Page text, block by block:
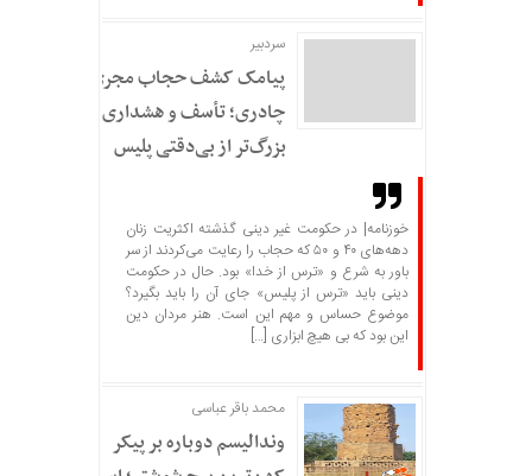
سردبير
پیامک کشف حجاب مجری
چادری؛ تأسف و هشداری
بزرگ‌تر از بی‌دقتی پلیس
خوزنامه| در حکومت غیر دینی گذشته اکثریت زنان
دهه‌های ۴۰ و ۵۰ که حجاب را رعایت می‌کردند از سر
باور به شرع و «ترس از خدا» بود. حال در حکومت
دینی باید «ترس از پلیس» جای آن را باید بگیرد؟
موضوع حساس و مهم این است. هنر مردان دین
این بود که بی هیچ ابزاری […]
محمد باقر عباسی
وندالیسم دوباره بر پیکر